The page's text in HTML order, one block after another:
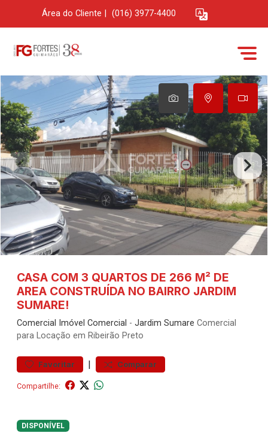
Área do Cliente (016) 3977-4400
CASA COM 3 QUARTOS DE 266 M² DE
AREA CONSTRUÍDA NO BAIRRO JARDIM
SUMARE!
Comercial Imóvel Comercial - Jardim Sumare Comercial
para Locação em Ribeirão Preto
Favoritar | Comparar
Compartilhe:
DISPONÍVEL